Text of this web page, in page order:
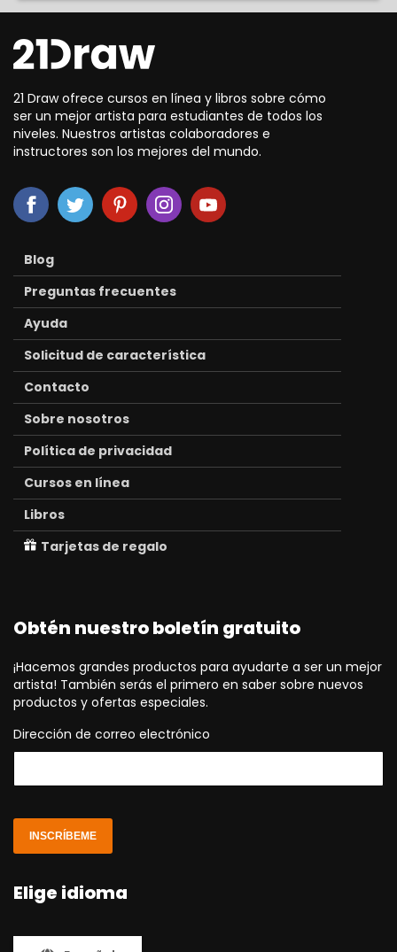
21 Draw ofrece cursos en línea y libros sobre cómo
ser un mejor artista para estudiantes de todos los
niveles. Nuestros artistas colaboradores e
instructores son los mejores del mundo.
Blog
Preguntas frecuentes
Ayuda
Solicitud de característica
Contacto
Sobre nosotros
Política de privacidad
Cursos en línea
Libros
Tarjetas de regalo
Obtén nuestro boletín gratuito
¡Hacemos grandes productos para ayudarte a ser un mejor
artista! También serás el primero en saber sobre nuevos
productos y ofertas especiales.
Dirección de correo electrónico
INSCRÍBEME
Elige idioma